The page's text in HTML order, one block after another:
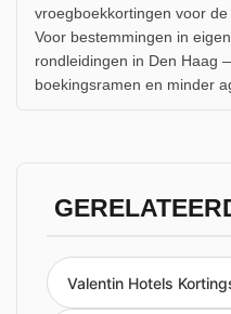
vroegboekkortingen voor
Voor bestemmingen in
rondleidingen in Den Haag
boekingsramen en minder
Valentin Hotels